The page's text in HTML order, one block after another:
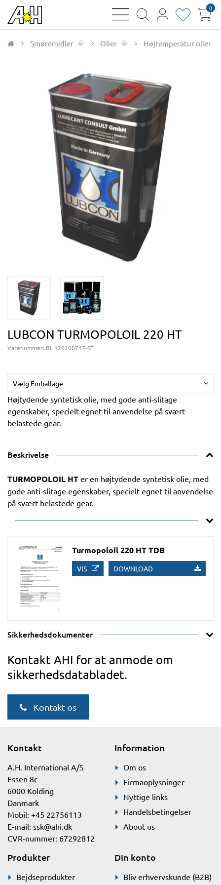
bars
magnifying
user
heart0
Smøremidler Olier Højtemperatur olier
LUBCON TURMOPOLOIL 220 HT
Varenummer: BL 120200717-ST
Vælg Emballage
Højtydende syntetisk olie, med gode anti-slitage
egenskaber, specielt egnet til anvendelse på svært
belastede gear.
Beskrivelse
TURMOPOLOIL HT er en højtydende syntetisk olie, med
gode anti-slitage egenskaber, specielt egnet til anvendelse
på svært belastede gear.
Turmopoloil 220 HT TDB
VIS DOWNLOAD
Sikkerhedsdokumenter
Kontakt AHI for at anmode om
sikkerhedsdatabladet.
Kontakt os
Kontakt
A.H. International A/S
Essen 8c
6000 Kolding
Danmark
Mobil: +45 22756113
E-mail: ssk@ahi.dk
CVR-nummer: 67292812
Information
Om os
Firmaoplysninger
Nyttige links
Handelsbetingelser
About us
Produkter
Bejdseprodukter
Din konto
Bliv erhvervskunde (B2B)